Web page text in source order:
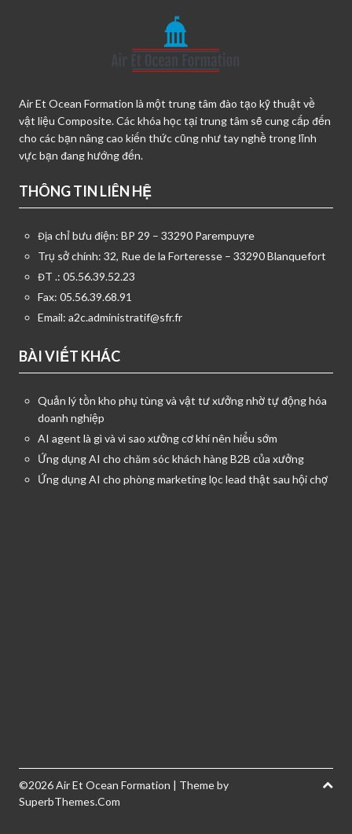
Air Et Ocean Formation là một trung tâm đào tạo kỹ thuật về
vật liệu Composite. Các khóa học tại trung tâm sẽ cung cấp đến
cho các bạn nâng cao kiến thức cũng như tay nghề trong lĩnh
vực bạn đang hướng đến.
THÔNG TIN LIÊN HỆ
Địa chỉ bưu điện: BP 29 – 33290 Parempuyre
Trụ sở chính: 32, Rue de la Forteresse – 33290 Blanquefort
ĐT .: 05.56.39.52.23
Fax: 05.56.39.68.91
Email: a2c.administratif@sfr.fr
BÀI VIẾT KHÁC
Quản lý tồn kho phụ tùng và vật tư xưởng nhờ tự động hóa
doanh nghiệp
AI agent là gì và vì sao xưởng cơ khí nên hiểu sớm
Ứng dụng AI cho chăm sóc khách hàng B2B của xưởng
Ứng dụng AI cho phòng marketing lọc lead thật sau hội chợ
©2026 Air Et Ocean Formation | Theme by
SuperbThemes.Com